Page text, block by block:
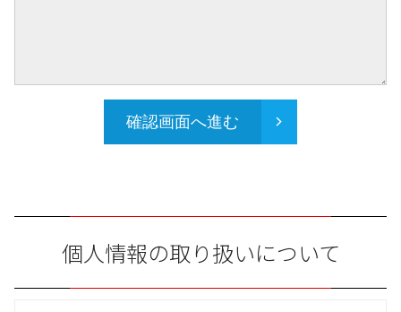
確認画面へ進む
個人情報の取り扱いについて